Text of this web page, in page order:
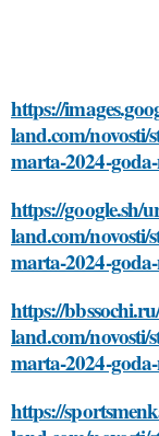
https://
land.com/novosti/
marta-2024-
https://google.sh/
land.com/novosti/
marta-2024-
https://
land.com/novosti/
marta-2024-
https://